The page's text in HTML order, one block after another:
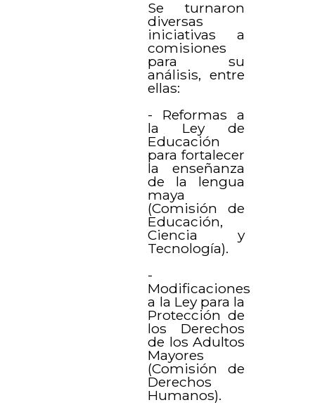
Se turnaron
diversas
iniciativas a
comisiones
para su
análisis, entre
ellas:
- Reformas a
la Ley de
Educación
para fortalecer
la enseñanza
de la lengua
maya
(Comisión de
Educación,
Ciencia y
Tecnología).
-
Modificaciones
a la Ley para la
Protección de
los Derechos
de los Adultos
Mayores
(Comisión de
Derechos
Humanos).